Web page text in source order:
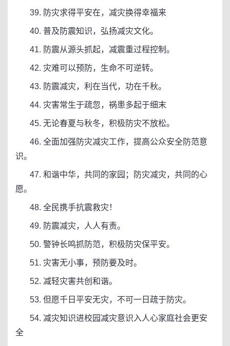
39. 防灾求得平安在，减灾换得幸福来
40. 普及防震知识，弘扬减灾文化。
41. 防震从源头抓起，减震重过程控制。
42. 灾难可以预防，生命不可逆转。
43. 防震减灾，利在当代，功在千秋。
44. 灾害常生于疏忽，祸患多起于细末
45. 无论春夏与秋冬，积极防灾不放松。
46. 全面加强防灾减灾工作，提高公众安全防范意
识。
47. 和谐中华，共同的家园；防灾减灾，共同的心
愿。
48. 全民携手抗震救灾！
49. 防震减灾，人人有责。
50. 警钟长鸣抓防范，积极防灾保平安。
51. 灾害无小事，预防要及时。
52. 减轻灾害共创和谐。
53. 但愿千日平安无灾，不可一日疏于防灾。
54. 减灾知识进校园减灾意识入人心家庭社会更安
全